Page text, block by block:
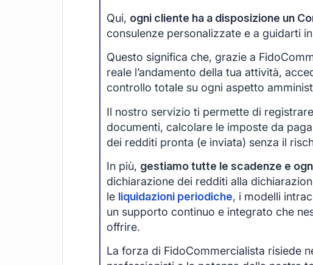
Qui, ogni cliente ha a disposizione un
consulenze personalizzate e a guidarti
Questo significa che, grazie a
reale l’andamento della tua attività,
controllo totale su ogni aspetto
Il nostro servizio ti permette di
documenti, calcolare le imposte da
dei redditi pronta (e inviata) senza il
In più, gestiamo tutte le scadenze e
dichiarazione dei redditi alla
le liquidazioni periodiche, i modelli
un supporto continuo e integrato che
offrire.
La forza di FidoCommercialista risiede